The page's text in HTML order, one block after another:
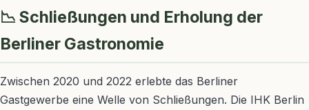
📉 Schließungen und Erholung der
Berliner Gastronomie
Zwischen 2020 und 2022 erlebte das Berliner
Gastgewerbe eine Welle von Schließungen. Die IHK Berlin